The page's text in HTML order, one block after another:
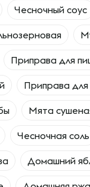
Чесночный соус
Приправа для
Приправа
Мята
Чесночная соль
Домашний